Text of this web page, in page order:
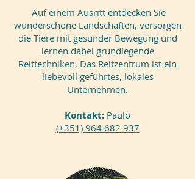
Auf einem Ausritt entdecken Sie
wunderschöne Landschaften, versorgen
die Tiere mit gesunder Bewegung und
lernen dabei grundlegende
Reittechniken. Das Reitzentrum ist ein
liebevoll geführtes, lokales
Unternehmen.
Kontakt: Paulo
(+351) 964 682 937